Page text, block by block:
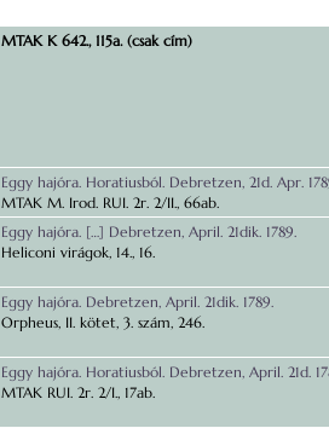
MTAK K 642., 115a. (csak cím)
Eggy hajóra. Horatiusból. Debretzen, 21d. Apr.
MTAK M. Irod. RUI. 2r. 2/II., 66ab.
Eggy hajóra. […] Debretzen, April. 21dik. 1789.
Heliconi virágok, 14., 16.
Eggy hajóra. Debretzen, April. 21dik. 1789.
Orpheus, II. kötet, 3. szám, 246.
Eggy hajóra. Horatiusból. Debretzen, April. 21d.
MTAK RUI. 2r. 2/I., 17ab.